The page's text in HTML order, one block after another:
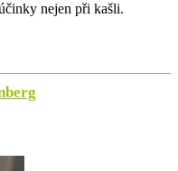
nejen při kašli.